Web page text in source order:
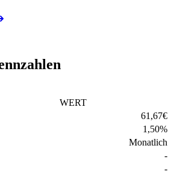
WERT
61,67€
1,50%
Monatlich
-
-